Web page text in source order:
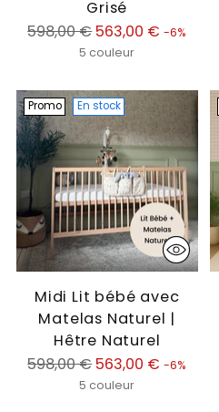
Grisé
Prix
normal
598,00 € 563,00 € -6%
5 couleur
Promo En stock
Midi Lit bébé avec
Matelas Naturel |
Hêtre Naturel
Prix
normal
598,00 € 563,00 € -6%
5 couleur